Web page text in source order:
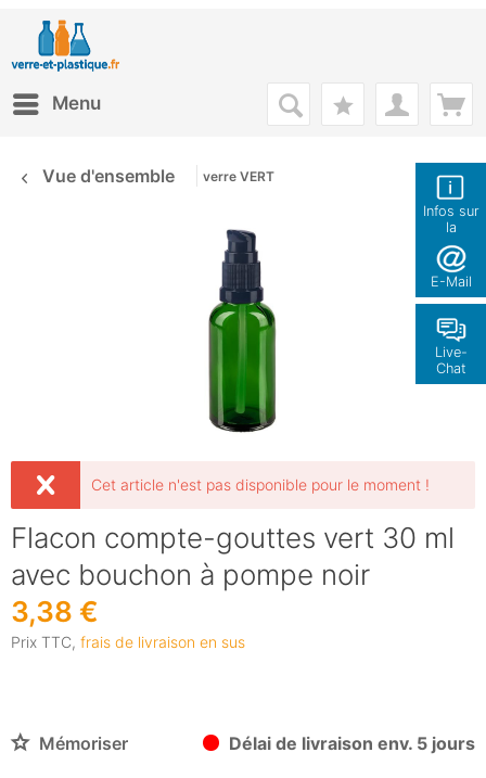
Infos sur
la
boutique
E-Mail
Live-
Chat
Menu
Vue d'ensemble verre VERT
Cet article n'est pas disponible pour le moment !
Flacon compte-gouttes vert 30 ml
avec bouchon à pompe noir
3,38 €
Prix TTC, frais de livraison en sus
Mémoriser Délai de livraison env. 5 jours